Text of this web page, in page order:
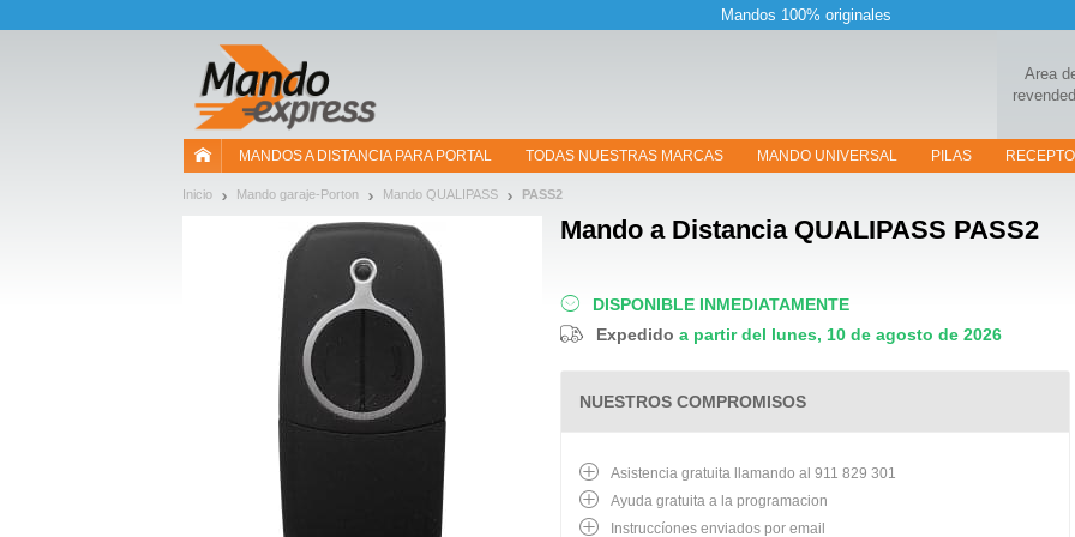
Mandos 100% originales
Area
MANDOS A DISTANCIA PARA PORTAL TODAS NUESTRAS MARCAS MANDO UNIVERSAL PILAS
Inicio Mando garaje-Porton Mando QUALIPASS PASS2
Mando a DistanciaQUALIPASS PASS2
DISPONIBLE INMEDIATAMENTE
Expedido a partir del lunes, 10 de agosto de 2026
NUESTROS COMPROMISOS
Asistencia gratuita llamando al 911 829 301
Ayuda gratuita a la programacion
Instruccíones enviados por email